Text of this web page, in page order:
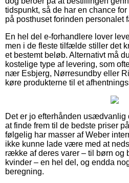
tidspunkt, så de har en chance
på posthuset forinden personalet
En hel del e-forhandlere lover
men i de fleste tilfælde stiller det
et bestemt beløb. Alternativt må
kostelige type af levering, som
nær Esbjerg, Nørresundby eller
køre produkterne til et
Det er jo efterhånden usædvanlig
at finde frem til de bedste priser
følgelig har masser af Weber
ikke kunne lade være med at
række af deres varer – til børn og
kvinder – en hel del, og endda
beregning.